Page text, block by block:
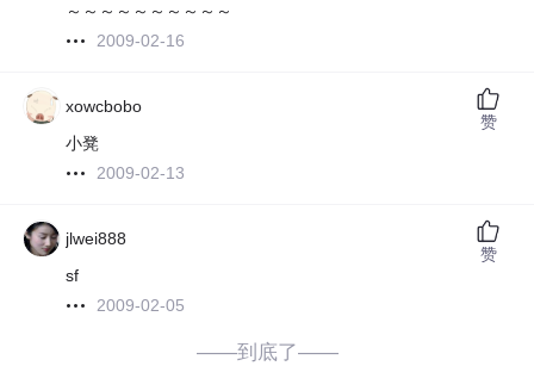
～～～～～～～～～～
2009-02-16
xowcbobo
小凳
2009-02-13
赞
jlwei888
sf
2009-02-05
赞
——到底了——